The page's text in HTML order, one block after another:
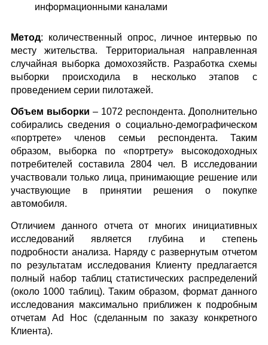
информационными каналами
Метод: количественный опрос, личное интервью по
месту жительства. Территориальная направленная
случайная выборка домохозяйств. Разработка схемы
выборки происходила в несколько этапов с
проведением серии пилотажей.
Объем выборки – 1072 респондента. Дополнительно
собирались сведения о социально-демографическом
«портрете» членов семьи респондента. Таким
образом, выборка по «портрету» высокодоходных
потребителей составила 2804 чел.
В исследовании
участвовали только лица, принимающие решение или
участвующие в принятии решения о покупке
автомобиля.
Отличием данного отчета от многих инициативных
исследований является глубина и степень
подробности анализа. Наряду с развернутым отчетом
по результатам исследования Клиенту предлагается
полный набор таблиц статистических распределений
(около 1000 таблиц). Таким образом, формат данного
исследования максимально приближен к подробным
отчетамAd Hoc (сделанным по заказу конкретного
Клиента).